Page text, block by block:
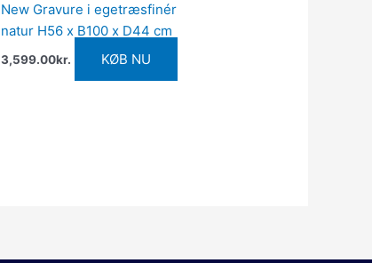
New Gravure i egetræsfinér
natur H56 x B100 x D44 cm
3,599.00kr. KØB NU